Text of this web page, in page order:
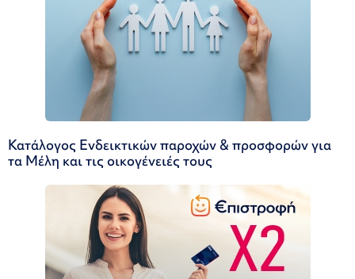
Κατάλογος Ενδεικτικών παροχών & προσφορών για
τα Μέλη και τις οικογένειές τους